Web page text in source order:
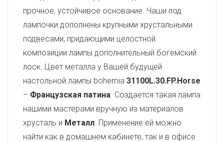
прочное, устойчивое основание. Чаши под
лампочки дополнены крупными хрустальными
подвесами, придающими целостной
композиции лампы дополнительный богемский
лоск. Цвет металла у Вашей будущей
настольной лампы bohemia 31100L.30.FP.Horse
– Французская патина. Создается такая лампа
нашими мастерами вручную из материалов
хрусталь и Металл. Применение ей можно
найти как в домашнем кабинете, так и в офисе